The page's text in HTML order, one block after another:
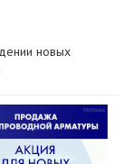
новых